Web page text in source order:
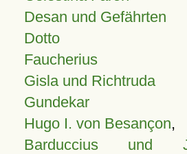
Desan und Gefährten
Dotto
Faucherius
Gisla und Richtruda
Gundekar
Hugo I. von Besançon,
Barduccius und